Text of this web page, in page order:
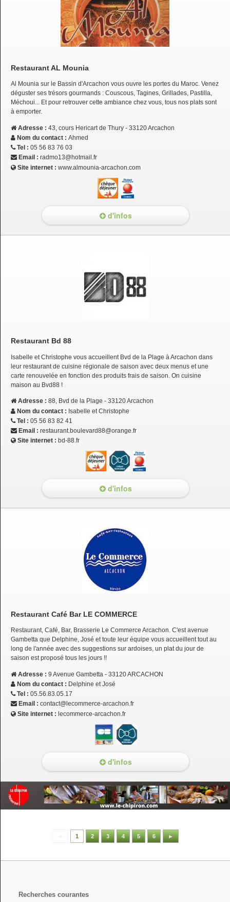
Restaurant AL Mounia
Al Mounia sur le Bassin d'Arcachon vous ouvre les portes du Maroc. Venez
déguster ses trésors gourmands : Couscous, Tagines, Grillades, Pastilla,
Méchoui... Et pour retrouver cette ambiance chez vous, tous nos plats sont
à emporter.
Adresse : 43, cours Hericart de Thury - 33120 Arcachon
Nom du contact : Ahmed
Tel : 05 56 83 76 03
Email : radmo13@hotmail.fr
Site internet : www.almounia-arcachon.com
d'infos
Restaurant Bd 88
Isabelle et Christophe vous accueillent Bvd de la Plage à Arcachon dans
leur restaurant de cuisine régionale de saison avec deux menus et une
carte renouvelée en fonction des produits frais de saison. On cuisine
maison au Bvd88 !
Adresse : 88, Bvd de la Plage - 33120 Arcachon
Nom du contact : Isabelle et Christophe
Tel : 05 56 83 82 41
Email : restaurant.boulevard88@orange.fr
Site internet : bd-88.fr
d'infos
Restaurant Café Bar LE COMMERCE
Restaurant, Café, Bar, Brasserie Le Commerce Arcachon. C'est avenue
Gambetta que Delphine, José et toute leur équipe vous accueillent tout au
long de l'année avec des suggestions sur ardoises, un plat du jour de
saison est proposé tous les jours !!
Adresse : 9 Avenue Gambetta - 33120 ARCACHON
Nom du contact : Delphine et José
Tel : 05.56.83.05.17
Email : contact@lecommerce-arcachon.fr
Site internet : lecommerce-arcachon.fr
d'infos
1 2 3 4 5 6 ►
Recherches courantes